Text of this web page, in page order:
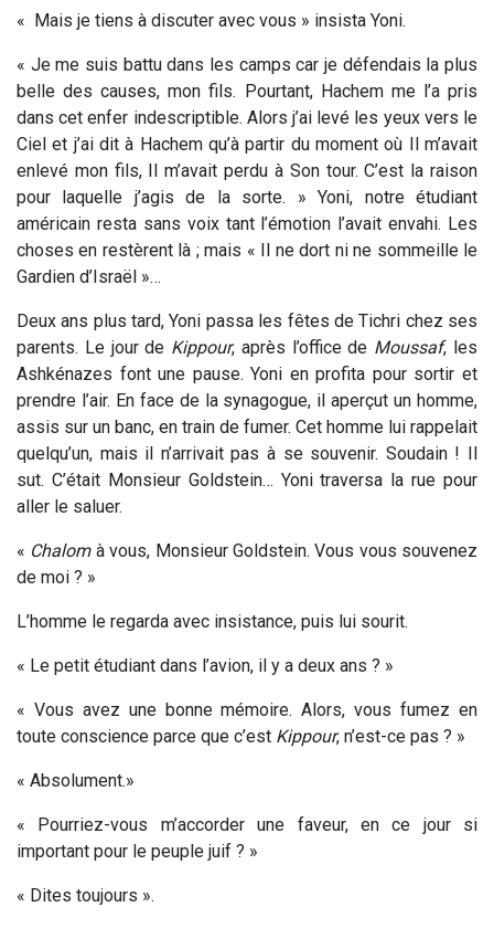
« Mais je tiens à discuter avec vous » insista Yoni.
« Je me suis battu dans les camps car je défendais la plus
belle des causes, mon fils. Pourtant, Hachem me l’a pris
dans cet enfer indescriptible. Alors j’ai levé les yeux vers le
Ciel et j’ai dit à Hachem qu’à partir du moment où Il m’avait
enlevé mon fils, Il m’avait perdu à Son tour. C’est la raison
pour laquelle j’agis de la sorte. » Yoni, notre étudiant
américain resta sans voix tant l’émotion l’avait envahi. Les
choses en restèrent là ; mais « Il ne dort ni ne sommeille le
Gardien d’Israël »…
Deux ans plus tard, Yoni passa les fêtes de Tichri chez ses
parents. Le jour de Kippour, après l’office de Moussaf, les
Ashkénazes font une pause. Yoni en profita pour sortir et
prendre l’air. En face de la synagogue, il aperçut un homme,
assis sur un banc, en train de fumer. Cet homme lui rappelait
quelqu’un, mais il n’arrivait pas à se souvenir. Soudain ! Il
sut. C’était Monsieur Goldstein… Yoni traversa la rue pour
aller le saluer.
« Chalomà vous, Monsieur Goldstein. Vous vous souvenez
de moi ? »
L’homme le regarda avec insistance, puis lui sourit.
« Le petit étudiant dans l’avion, il y a deux ans ? »
« Vous avez une bonne mémoire. Alors, vous fumez en
toute conscience parce que c’est Kippour, n’est-ce pas ? »
« Absolument.»
« Pourriez-vous m’accorder une faveur, en ce jour si
important pour le peuple juif ? »
« Dites toujours ».